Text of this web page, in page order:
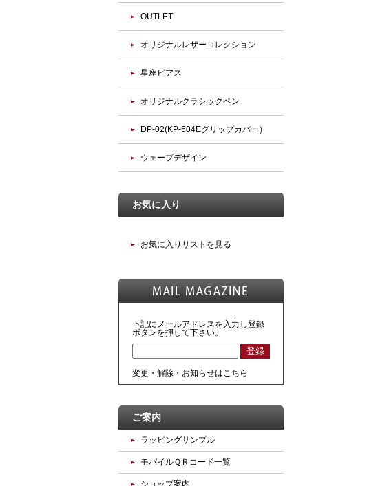
OUTLET
オリジナルレザーコレクション
星座ピアス
オリジナルクラシックペン
DP-02(KP-504Eグリップカバー）
ウェーブデザイン
お気に入り
お気に入りリストを見る
下記にメールアドレスを入力し登録
ボタンを押して下さい。
変更・解除・お知らせはこちら
ご案内
ラッピングサンプル
モバイルＱＲコード一覧
ショップ案内